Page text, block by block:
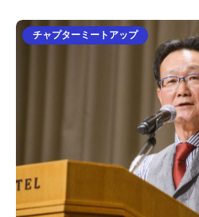
チャプターミートアップ